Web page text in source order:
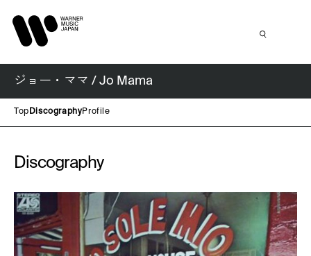
ジョー・ママ / Jo Mama
Top DiscographyProfile
Discography